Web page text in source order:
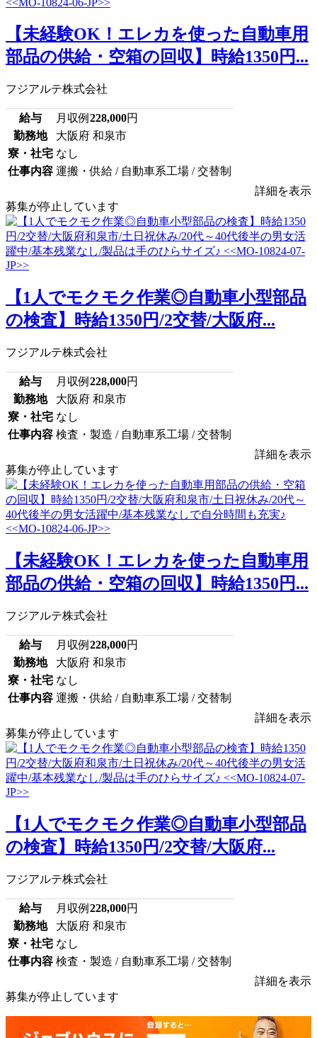
【未経験OK！エレカを使った自動車用
部品の供給・空箱の回収】時給1350円...
フジアルテ株式会社
給与 月収例 228,000円
勤務地
大阪府 和泉市
寮・社宅 なし
仕事内容 運搬・供給 / 自動車系工場 / 交替制
詳細を表示
募集が停止しています
【1人でモクモク作業◎自動車小型部品
の検査】時給1350円/2交替/大阪府...
フジアルテ株式会社
給与 月収例 228,000円
勤務地
大阪府 和泉市
寮・社宅 なし
仕事内容 検査・製造 / 自動車系工場 / 交替制
詳細を表示
募集が停止しています
【未経験OK！エレカを使った自動車用
部品の供給・空箱の回収】時給1350円...
フジアルテ株式会社
給与 月収例 228,000円
勤務地
大阪府 和泉市
寮・社宅 なし
仕事内容 運搬・供給 / 自動車系工場 / 交替制
詳細を表示
募集が停止しています
【1人でモクモク作業◎自動車小型部品
の検査】時給1350円/2交替/大阪府...
フジアルテ株式会社
給与 月収例 228,000円
勤務地
大阪府 和泉市
寮・社宅 なし
仕事内容 検査・製造 / 自動車系工場 / 交替制
詳細を表示
募集が停止しています